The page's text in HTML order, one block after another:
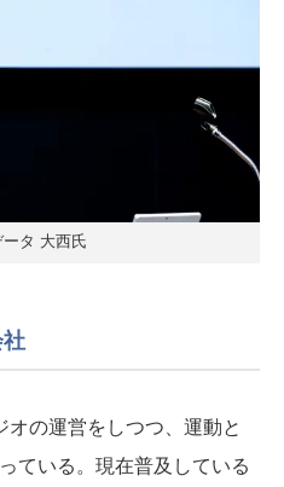
タ 大西氏
の運営をしつつ、運動と
ている。現在普及している